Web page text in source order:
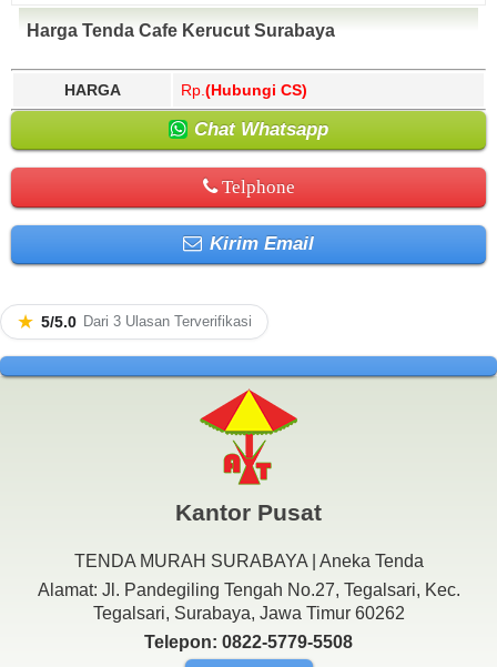
Harga Tenda Cafe Kerucut Surabaya
HARGA Rp. (Hubungi CS)
Chat Whatsapp
Telphone
Kirim Email
★ 5/5.0 Dari 3 Ulasan Terverifikasi
Kantor Pusat
TENDA MURAH SURABAYA | Aneka Tenda
Alamat: Jl. Pandegiling Tengah No.27, Tegalsari, Kec.
Tegalsari, Surabaya, Jawa Timur 60262
Telepon: 0822-5779-5508